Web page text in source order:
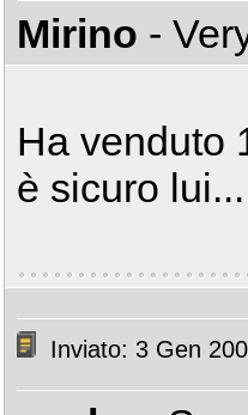
Mirino -
Ha venduto
è sicuro lui...
Inviato: 3 Gen